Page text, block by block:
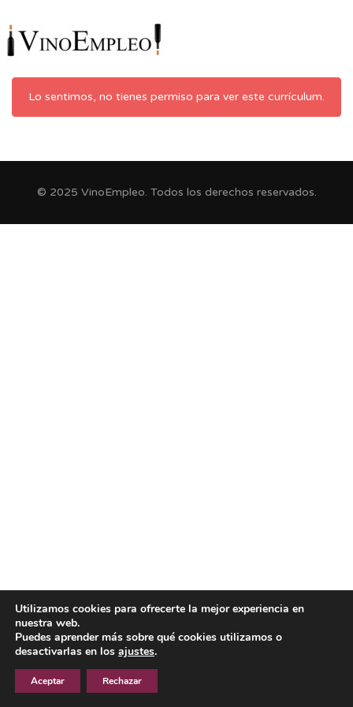
Lo sentimos, no tienes permiso para ver este currículum.
© 2025 VinoEmpleo. Todos los derechos reservados.
Utilizamos cookies para ofrecerte la mejor experiencia en
nuestra web.
Puedes aprender más sobre qué cookies utilizamos o
desactivarlas en los ajustes.
Aceptar Rechazar